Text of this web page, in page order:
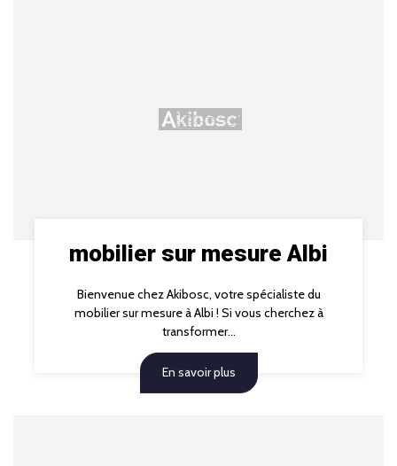
mobilier sur mesure Albi
Bienvenue chez Akibosc, votre spécialiste du
mobilier sur mesure à Albi ! Si vous cherchez à
transformer...
En savoir plus